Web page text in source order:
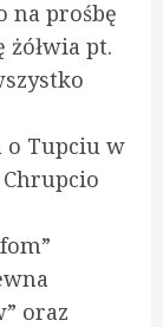
na prośbę
pt.
o Tupciu w
oraz